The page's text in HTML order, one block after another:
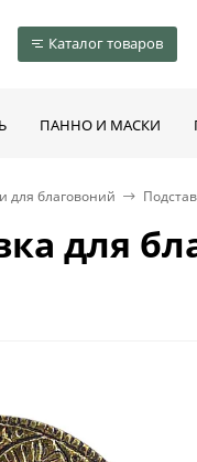
Каталог товаров
ПАННО И МАСКИ
для благовоний
для